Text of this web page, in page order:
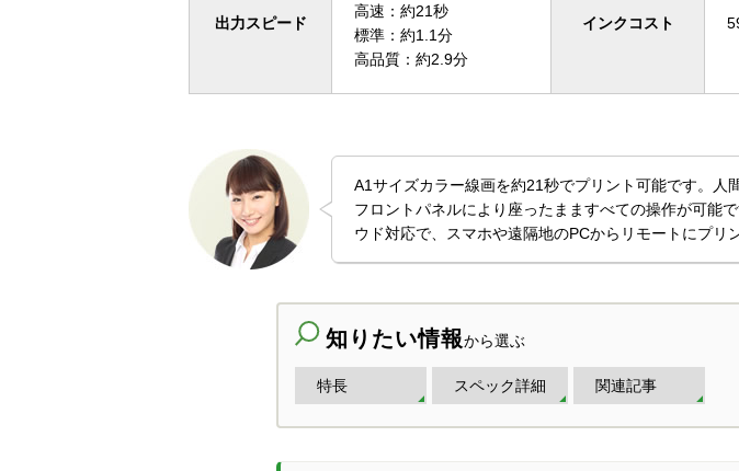
出力スピード
高速：約21秒
標準：約1.1分
高品質：約2.9分
インクコスト
A1サイズカラー線画を約21秒でプリント可能です。
フロントパネルにより座ったまますべての操作が可能
ウド対応で、スマホや遠隔地のPCからリモートにプリ
知りたい情報から選ぶ
特長 スペック詳細 関連記事